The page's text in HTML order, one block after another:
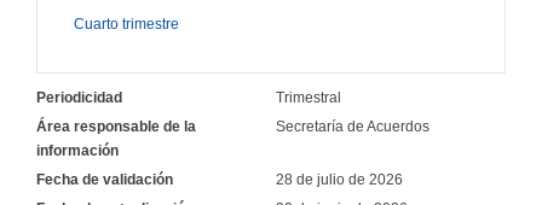
Cuarto trimestre
Periodicidad
Trimestral
Área responsable de la
información
Secretaría de Acuerdos
Fecha de validación
28 de julio de 2026